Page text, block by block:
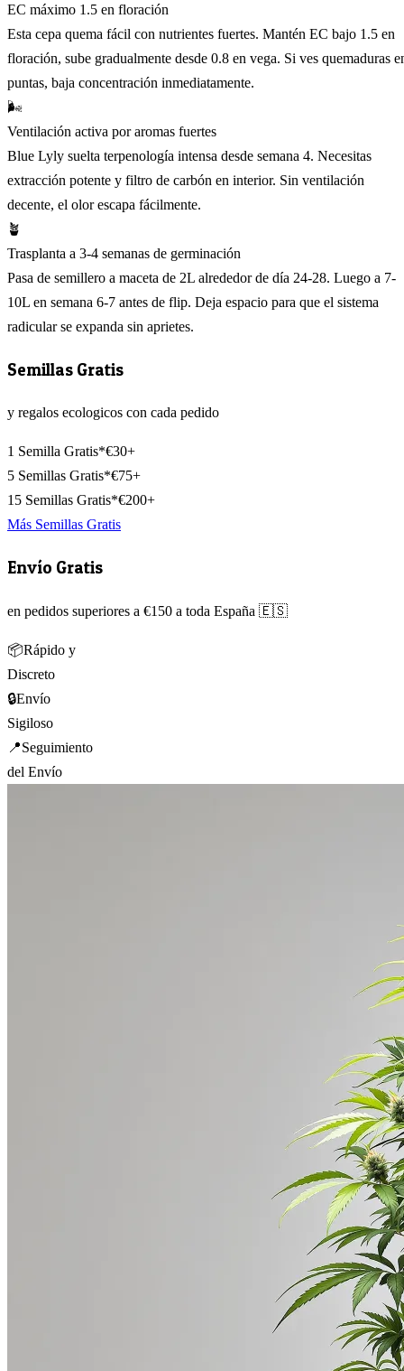
EC máximo 1.5 en floración
Esta cepa quema fácil con nutrientes fuertes. Mantén EC bajo 1.5 en
floración, sube gradualmente desde 0.8 en vega. Si ves quemaduras
puntas, baja concentración inmediatamente.
🌬️
Ventilación activa por aromas fuertes
Blue Lyly suelta terpenología intensa desde semana 4. Necesitas
extracción potente y filtro de carbón en interior. Sin ventilación
decente, el olor escapa fácilmente.
🪴
Trasplanta a 3-4 semanas de germinación
Pasa de semillero a maceta de 2L alrededor de día 24-28. Luego a 7-
10L en semana 6-7 antes de flip. Deja espacio para que el sistema
radicular se expanda sin aprietes.
Semillas Gratis
y regalos ecologicos con cada pedido
1 Semilla Gratis*€30+
5 Semillas Gratis*€75+
15 Semillas Gratis*€200+
Más Semillas Gratis
Envío Gratis
en pedidos superiores a €150 a toda España 🇪🇸
📦Rápido y
Discreto
🔒Envío
Sigiloso
📍Seguimiento
del Envío